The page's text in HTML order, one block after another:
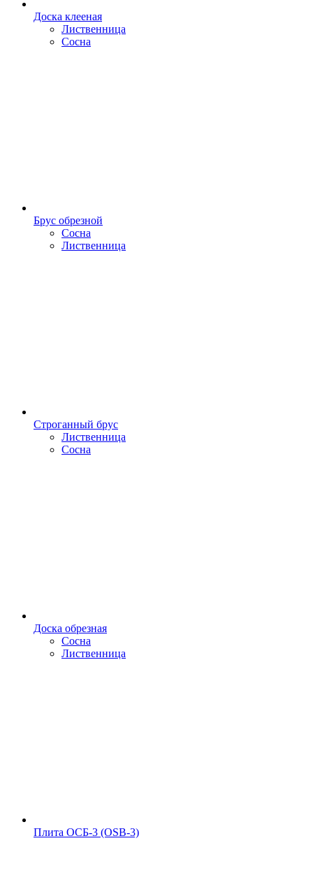
Доска клееная
Лиственница
Сосна
Брус обрезной
Сосна
Лиственница
Строганный брус
Лиственница
Сосна
Доска обрезная
Сосна
Лиственница
Плита ОСБ-3 (OSB-3)